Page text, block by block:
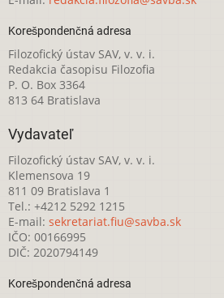
Korešpondenčná adresa
Filozofický ústav SAV, v. v. i.
Redakcia časopisu Filozofia
P. O. Box 3364
813 64 Bratislava
Vydavateľ
Filozofický ústav SAV, v. v. i.
Klemensova 19
811 09 Bratislava 1
Tel.: +4212 5292 1215
E-mail: sekretariat.fiu@savba.sk
IČO: 00166995
DIČ: 2020794149
Korešpondenčná adresa